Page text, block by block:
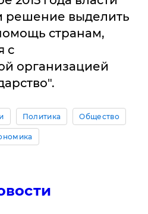
решение выделить
странам,
с
организацией
Политика Общество